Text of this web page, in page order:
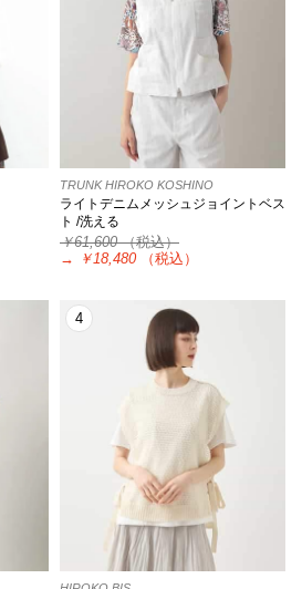
TRUNK HIROKO KOSHINO
ライトデニムメッシュジョイントベス
ト /洗える
￥61,600（税込）
→
￥18,480 （税込）
4